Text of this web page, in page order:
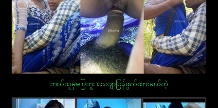
ဘယ်သူမှမပြဘူး သေချာပြန်ဖွက်ထားမယ်တဲ့